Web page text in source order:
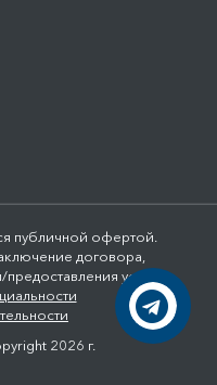
публичной офертой.
договора,
услуг
2026 г.